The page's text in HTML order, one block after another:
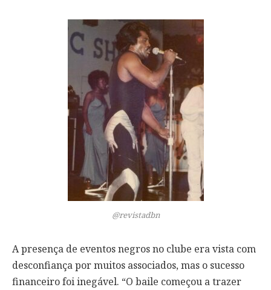
@revistadbn
A presença de eventos negros no clube era vista com
desconfiança por muitos associados, mas o sucesso
financeiro foi inegável. “O baile começou a trazer